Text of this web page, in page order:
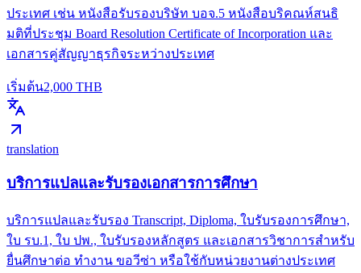
ประเทศ เช่น หนังสือรับรองบริษัท บอจ.5 หนังสือบริคณห์สนธิ
มติที่ประชุม Board Resolution Certificate of Incorporation และ
เอกสารคู่สัญญาธุรกิจระหว่างประเทศ
เริ่มต้น2,000 THB
translation
บริการแปลและรับรองเอกสารการศึกษา
บริการแปลและรับรอง Transcript, Diploma, ใบรับรองการศึกษา,
ใบ รบ.1, ใบ ปพ., ใบรับรองหลักสูตร และเอกสารวิชาการสำหรับ
ยื่นศึกษาต่อ ทำงาน ขอวีซ่า หรือใช้กับหน่วยงานต่างประเทศ